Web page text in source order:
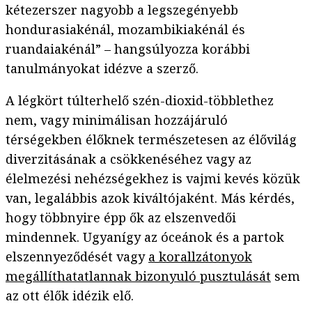
kétezerszer nagyobb a legszegényebb
hondurasiakénál, mozambikiakénál és
ruandaiakénál” – hangsúlyozza korábbi
tanulmányokat idézve a szerző.
A légkört túlterhelő szén-dioxid-többlethez
nem, vagy minimálisan hozzájáruló
térségekben élőknek természetesen az élővilág
diverzitásának a csökkenéséhez vagy az
élelmezési nehézségekhez is vajmi kevés közük
van, legalábbis azok kiváltójaként. Más kérdés,
hogy többnyire épp ők az elszenvedői
mindennek. Ugyanígy az óceánok és a partok
elszennyeződését vagy a korallzátonyok
megállíthatatlannak bizonyuló pusztulását sem
az ott élők idézik elő.